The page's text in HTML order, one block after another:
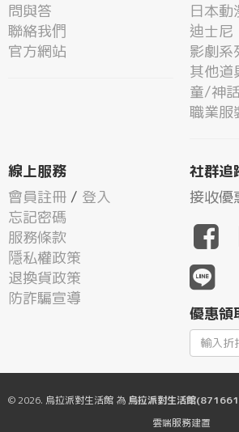
問與答
聯絡我們
官方網站
日本動
迪士尼
影劇系
其他道
童/神
職業服
線上服務
會員註冊 / 登入
忘記密碼
服務條款
隱私權政策
退換貨政策
防詐騙宣導
社群追
接收優
優惠領
© 2026. 烏拉派對生活館 為 烏拉派對生活館
雲端服務建置